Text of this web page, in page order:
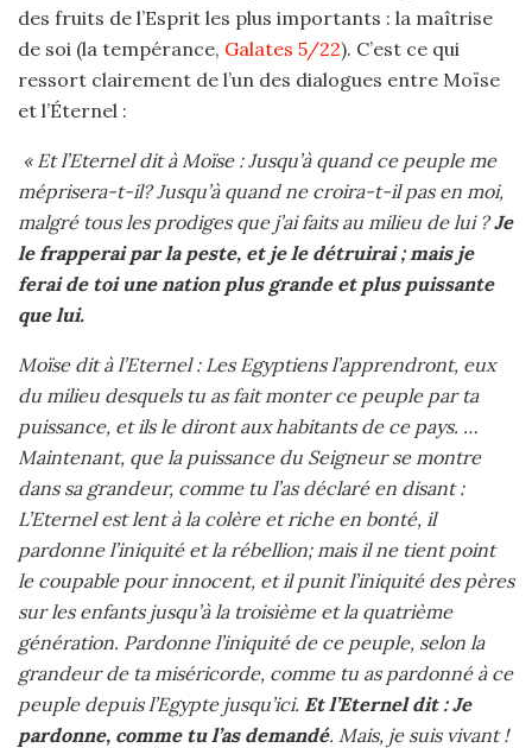
des fruits de l’Esprit les plus importants : la maîtrise
de soi (la tempérance, Galates 5/22). C’est ce qui
ressort clairement de l’un des dialogues entre Moïse
et l’Éternel :
« Et l’Eternel dit à Moïse : Jusqu’à quand ce peuple me
méprisera-t-il? Jusqu’à quand ne croira-t-il pas en moi,
malgré tous les prodiges que j’ai faits au milieu de lui ?Je
le frapperai par la peste, et je le détruirai ; mais je
ferai de toi une nation plus grande et plus puissante
que lui.
Moïse dit à l’Eternel : Les Egyptiens l’apprendront, eux
du milieu desquels tu as fait monter ce peuple par ta
puissance, et ils le diront aux habitants de ce pays. …
Maintenant, que la puissance du Seigneur se montre
dans sa grandeur, comme tu l’as déclaré en disant :
L’Eternel est lent à la colère et riche en bonté, il
pardonne l’iniquité et la rébellion; mais il ne tient point
le coupable pour innocent, et il punit l’iniquité des pères
sur les enfants jusqu’à la troisième et la quatrième
génération. Pardonne l’iniquité de ce peuple, selon la
grandeur de ta miséricorde, comme tu as pardonné à ce
peuple depuis l’Egypte jusqu’ici. Et l’Eternel dit : Je
pardonne, comme tu l’as demandé. Mais, je suis vivant !